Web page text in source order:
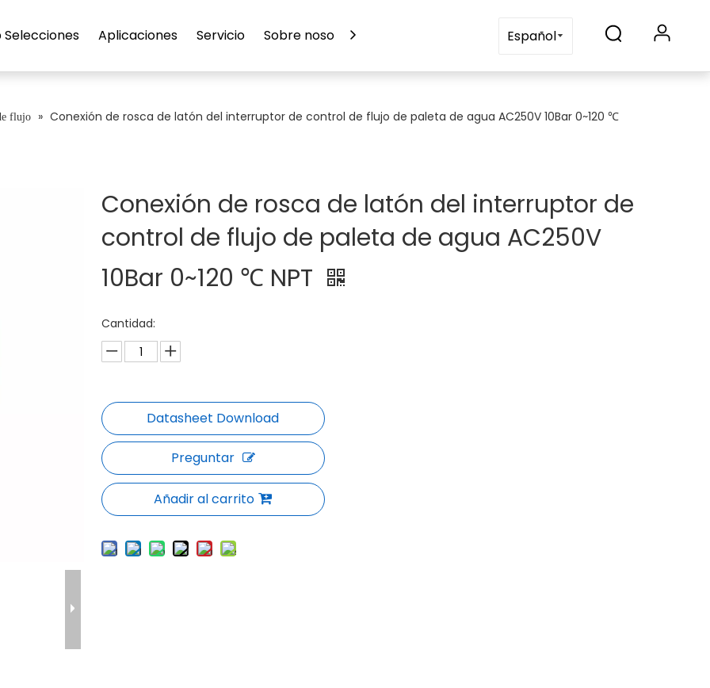
Selecciones Aplicaciones Servicio Sobre nosotros ContáctenosEspañol
flujo » Conexión de rosca de latón del interruptor de control de flujo de paleta de agua AC250V 10Bar 0~120 ℃
Conexión de rosca de latón del interruptor de
control de flujo de paleta de agua AC250V
10Bar 0~120 ℃ NPT
Cantidad:
Preguntar
Añadir al carrito